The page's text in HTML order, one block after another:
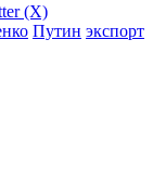
(X)
Путин экспорт